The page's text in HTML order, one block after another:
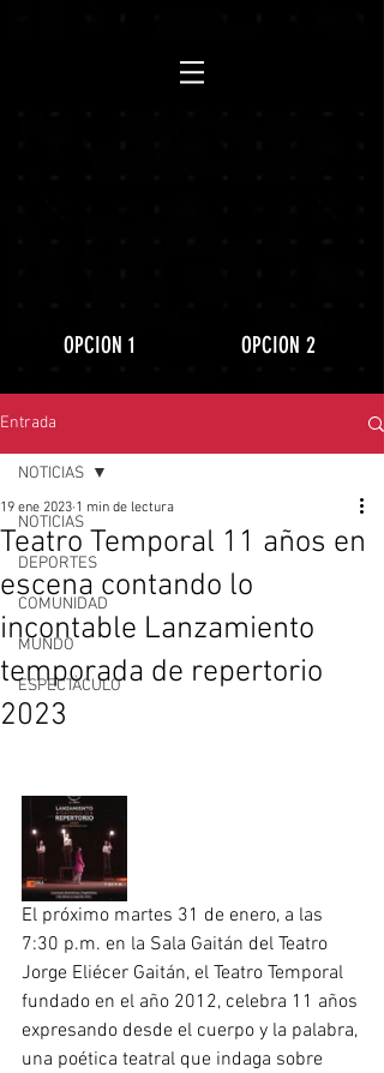
OPCION 1 OPCION 2
Entrada
NOTICIAS
DEPORTES
COMUNIDAD
MUNDO
ESPECTÀCULO
NOTICIAS
Teatro Temporal 11 años en
escena contando lo
incontable Lanzamiento
temporada de repertorio
2023
19 ene 2023 1 min de lectura
El próximo martes 31 de enero, a las
7:30 p.m. en la Sala Gaitán del Teatro
Jorge Eliécer Gaitán, el Teatro Temporal
fundado en el año 2012, celebra 11 años
expresando desde el cuerpo y la palabra,
una poética teatral que indaga sobre